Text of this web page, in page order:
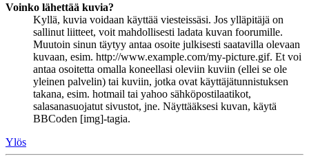
Voinko lähettää kuvia?
Kyllä, kuvia voidaan käyttää viesteissäsi. Jos ylläpitäjä on
sallinut liitteet, voit mahdollisesti ladata kuvan foorumille.
Muutoin sinun täytyy antaa osoite julkisesti saatavilla olevaan
kuvaan, esim. http://www.example.com/my-picture.gif. Et voi
antaa osoitetta omalla koneellasi oleviin kuviin (ellei se ole
yleinen palvelin) tai kuviin, jotka ovat käyttäjätunnistuksen
takana, esim. hotmail tai yahoo sähköpostilaatikot,
salasanasuojatut sivustot, jne. Näyttääksesi kuvan, käytä
BBCoden [img]-tagia.
Ylös